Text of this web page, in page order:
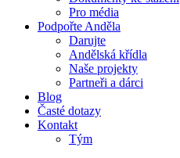
Pro média
Podpořte Anděla
Darujte
Andělská křídla
Naše projekty
Partneři a dárci
Blog
Časté dotazy
Kontakt
Tým